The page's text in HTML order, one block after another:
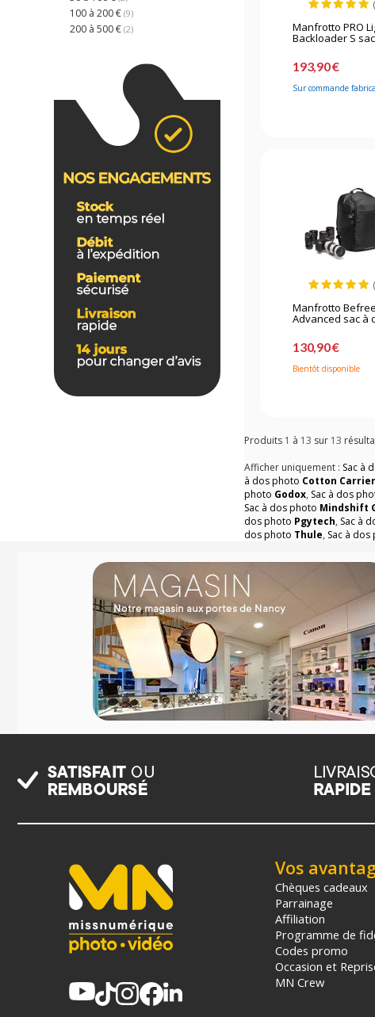
100 à 200 € (9)
200 à 500 € (2) Manfrotto PRO
Backloader S
193,90 €
Sur commande
Manfrotto
Advanced sac à
130,90 €
Bientôt disponible
Produits 1 à 13 sur 13
Afficher uniquement : Sac à
à dos photo Cotton Carrier
photo Godox, Sac à dos
Sac à dos photo Mindshift
dos photo Pgytech, Sac à
dos photo Thule, Sac à dos
Vos
Chèques cadeaux
Parrainage
Affiliation
Programme de
Codes promo
Occasion et
MN Crew